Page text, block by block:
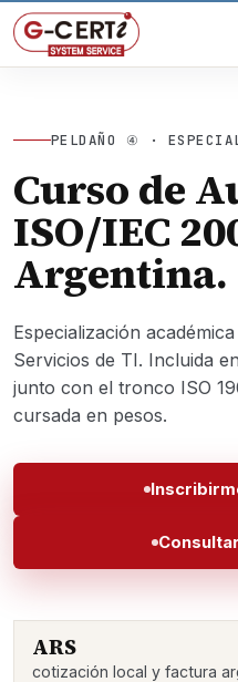
PELDAÑO ④ ·
Curso de
ISO/IEC
Argentina.
Especialización
Servicios de TI. Incluida
junto con el tronco ISO
cursada en pesos.
ARS
cotización local y factura